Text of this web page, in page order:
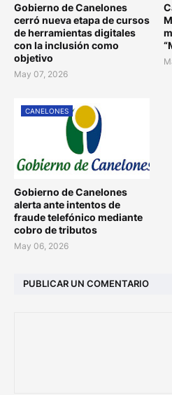
Gobierno de Canelones
cerró nueva etapa de cursos
de herramientas digitales
con la inclusión como
objetivo
May 07, 2026
CANELONES
Gobierno de Canelones
alerta ante intentos de
fraude telefónico mediante
cobro de tributos
May 06, 2026
PUBLICAR UN COMENTARIO